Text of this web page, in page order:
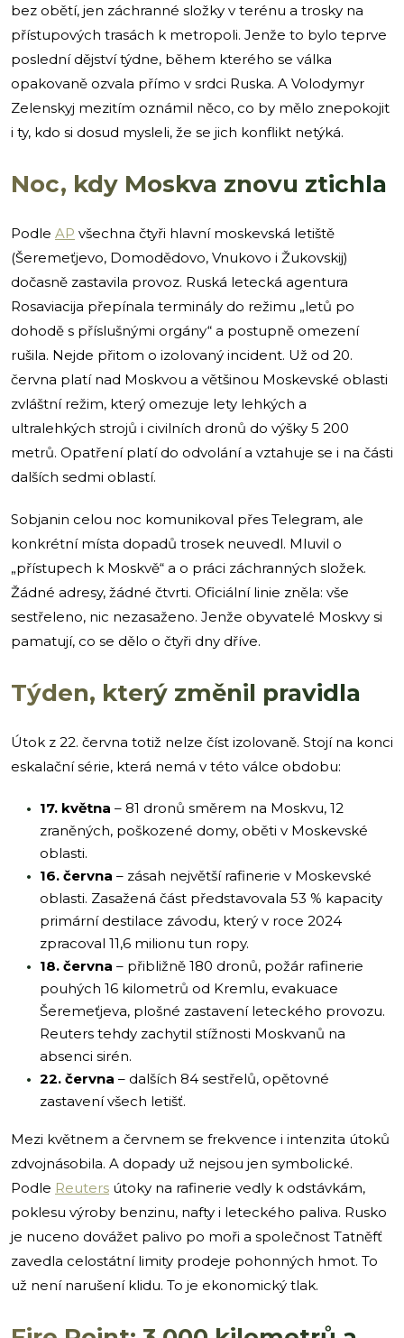
bez obětí, jen záchranné složky v terénu a trosky na
přístupových trasách k metropoli. Jenže to bylo teprve
poslední dějství týdne, během kterého se válka
opakovaně ozvala přímo v srdci Ruska. A Volodymyr
Zelenskyj mezitím oznámil něco, co by mělo znepokojit
i ty, kdo si dosud mysleli, že se jich konflikt netýká.
Noc, kdy Moskva znovu ztichla
Podle AP všechna čtyři hlavní moskevská letiště
(Šeremeťjevo, Domodědovo, Vnukovo i Žukovskij)
dočasně zastavila provoz. Ruská letecká agentura
Rosaviacija přepínala terminály do režimu „letů po
dohodě s příslušnými orgány“ a postupně omezení
rušila. Nejde přitom o izolovaný incident. Už od 20.
června platí nad Moskvou a většinou Moskevské oblasti
zvláštní režim, který omezuje lety lehkých a
ultralehkých strojů i civilních dronů do výšky 5 200
metrů. Opatření platí do odvolání a vztahuje se i na části
dalších sedmi oblastí.
Sobjanin celou noc komunikoval přes Telegram, ale
konkrétní místa dopadů trosek neuvedl. Mluvil o
„přístupech k Moskvě“ a o práci záchranných složek.
Žádné adresy, žádné čtvrti. Oficiální linie zněla: vše
sestřeleno, nic nezasaženo. Jenže obyvatelé Moskvy si
pamatují, co se dělo o čtyři dny dříve.
Týden, který změnil pravidla
Útok z 22. června totiž nelze číst izolovaně. Stojí na konci
eskalační série, která nemá v této válce obdobu:
17. května – 81 dronů směrem na Moskvu, 12
zraněných, poškozené domy, oběti v Moskevské
oblasti.
16. června – zásah největší rafinerie v Moskevské
oblasti. Zasažená část představovala 53 % kapacity
primární destilace závodu, který v roce 2024
zpracoval 11,6 milionu tun ropy.
18. června – přibližně 180 dronů, požár rafinerie
pouhých 16 kilometrů od Kremlu, evakuace
Šeremeťjeva, plošné zastavení leteckého provozu.
Reuters tehdy zachytil stížnosti Moskvanů na
absenci sirén.
22. června – dalších 84 sestřelů, opětovné
zastavení všech letišť.
Mezi květnem a červnem se frekvence i intenzita útoků
zdvojnásobila. A dopady už nejsou jen symbolické.
Podle Reuters útoky na rafinerie vedly k odstávkám,
poklesu výroby benzinu, nafty i leteckého paliva. Rusko
je nuceno dovážet palivo po moři a společnost Tatněfť
zavedla celostátní limity prodeje pohonných hmot. To
už není narušení klidu. To je ekonomický tlak.